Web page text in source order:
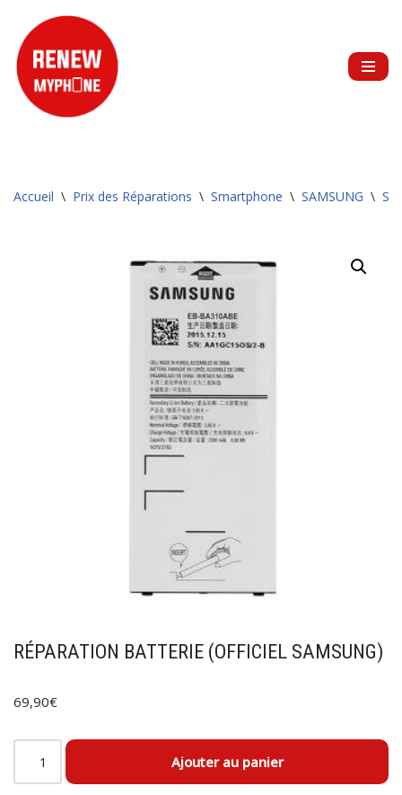
Aller
au
contenu
Accueil \ Prix des Réparations \ Smartphone \ SAMSUNG \
RÉPARATION BATTERIE (OFFICIEL SAMSUNG)
69,90€
Ajouter au panier